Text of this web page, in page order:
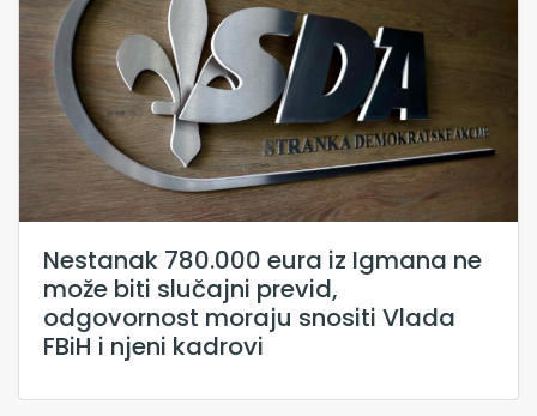
Nestanak 780.000 eura iz Igmana ne
može biti slučajni previd,
odgovornost moraju snositi Vlada
FBiH i njeni kadrovi